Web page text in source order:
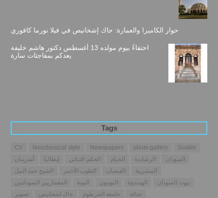
حوار الكاميرا والعمارة: جاك إشخانيص في فيلا نورما كافوري
احتفاءً بيوم مولده 13 أغسطس دكتور هاشم خليفة
يعدكم بمفاجئات سارة
Tags
CV Neoclassical style Newspapers photo gallery
Suakin
أمدرمان
إيطاليا الحكم الثنائي الخيام الرشايدة
السودان
الشيخ حمد النيل
الطوب الأحمر الفيضان
المشربية
المعماريين السودانيين
النوبة النوبيون الهدندوة
بيوت السودان
تصوير
جاك اشخانيص جامعة الخرطوم
حداثة